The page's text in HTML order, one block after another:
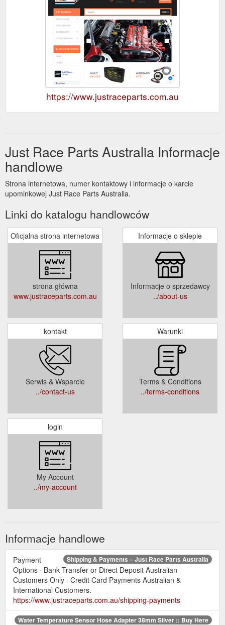
https://www.justraceparts.com.au
Just Race Parts Australia Informacje
handlowe
Strona internetowa, numer kontaktowy i informacje o karcie
upominkowej Just Race Parts Australia.
Linki do katalogu handlowców
Oficjalna strona internetowa
strona główna
www.justraceparts.com.au
Informacje o sklepie
Informacje o sprzedawcy
../about-us
kontakt
Serwis & Wsparcie
../contact-us
Warunki
Terms & Conditions
../terms-conditions
login
My Account
../my-account
Informacje handlowe
Shipping & Payments – Just Race Parts Australia
Payment
Options · Bank Transfer or Direct Deposit Australian
Customers Only · Credit Card Payments Australian &
International Customers.
https://www.justraceparts.com.au/shipping-payments
Water Temperature Sensor Hose Adapter 38mm Silver :: Buy Here